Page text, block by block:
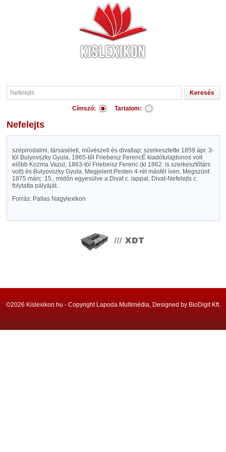
Címszó: Tartalom:
Nefelejts
szépirodalmi, társaséleti, művészeti és divatlap; szerkesztette 1859 ápr. 3-
tól Bulyovszky Gyula, 1865-től Friebeisz FerencÉ kiadótulajdonos volt
előbb Kozma Vazul, 1863-tól Friebeisz Ferenc (ki 1862. is szerkesztőtárs
volt) és Bulyovszky Gyula. Megjelent Pesten 4-rét másfél íven. Megszünt
1875 márc. 15., midőn egyesülve a Divat c. lappal, Divat-Nefelejts c.
folytatta pályáját.
Forrás: Pallas Nagylexikon
©2026 Kislexikon.hu - Copyright Lapoda Multimédia, Designed by BioDigit Kft.